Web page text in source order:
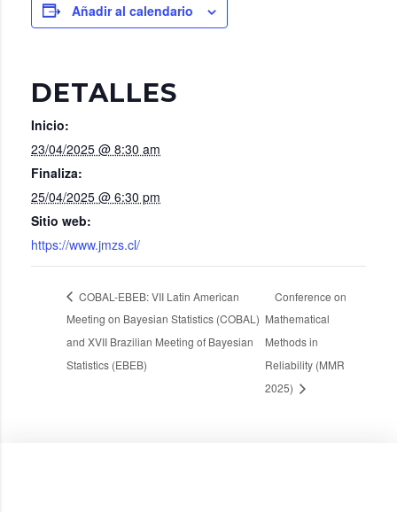
Añadir al calendario
DETALLES
Inicio:
23/04/2025 @ 8:30 am
Finaliza:
25/04/2025 @ 6:30 pm
Sitio web:
https://www.jmzs.cl/
COBAL-EBEB: VII Latin American
Meeting on Bayesian Statistics (COBAL)
and XVII Brazilian Meeting of Bayesian
Statistics (EBEB)
Conference on
Mathematical
Methods in
Reliability (MMR
2025)